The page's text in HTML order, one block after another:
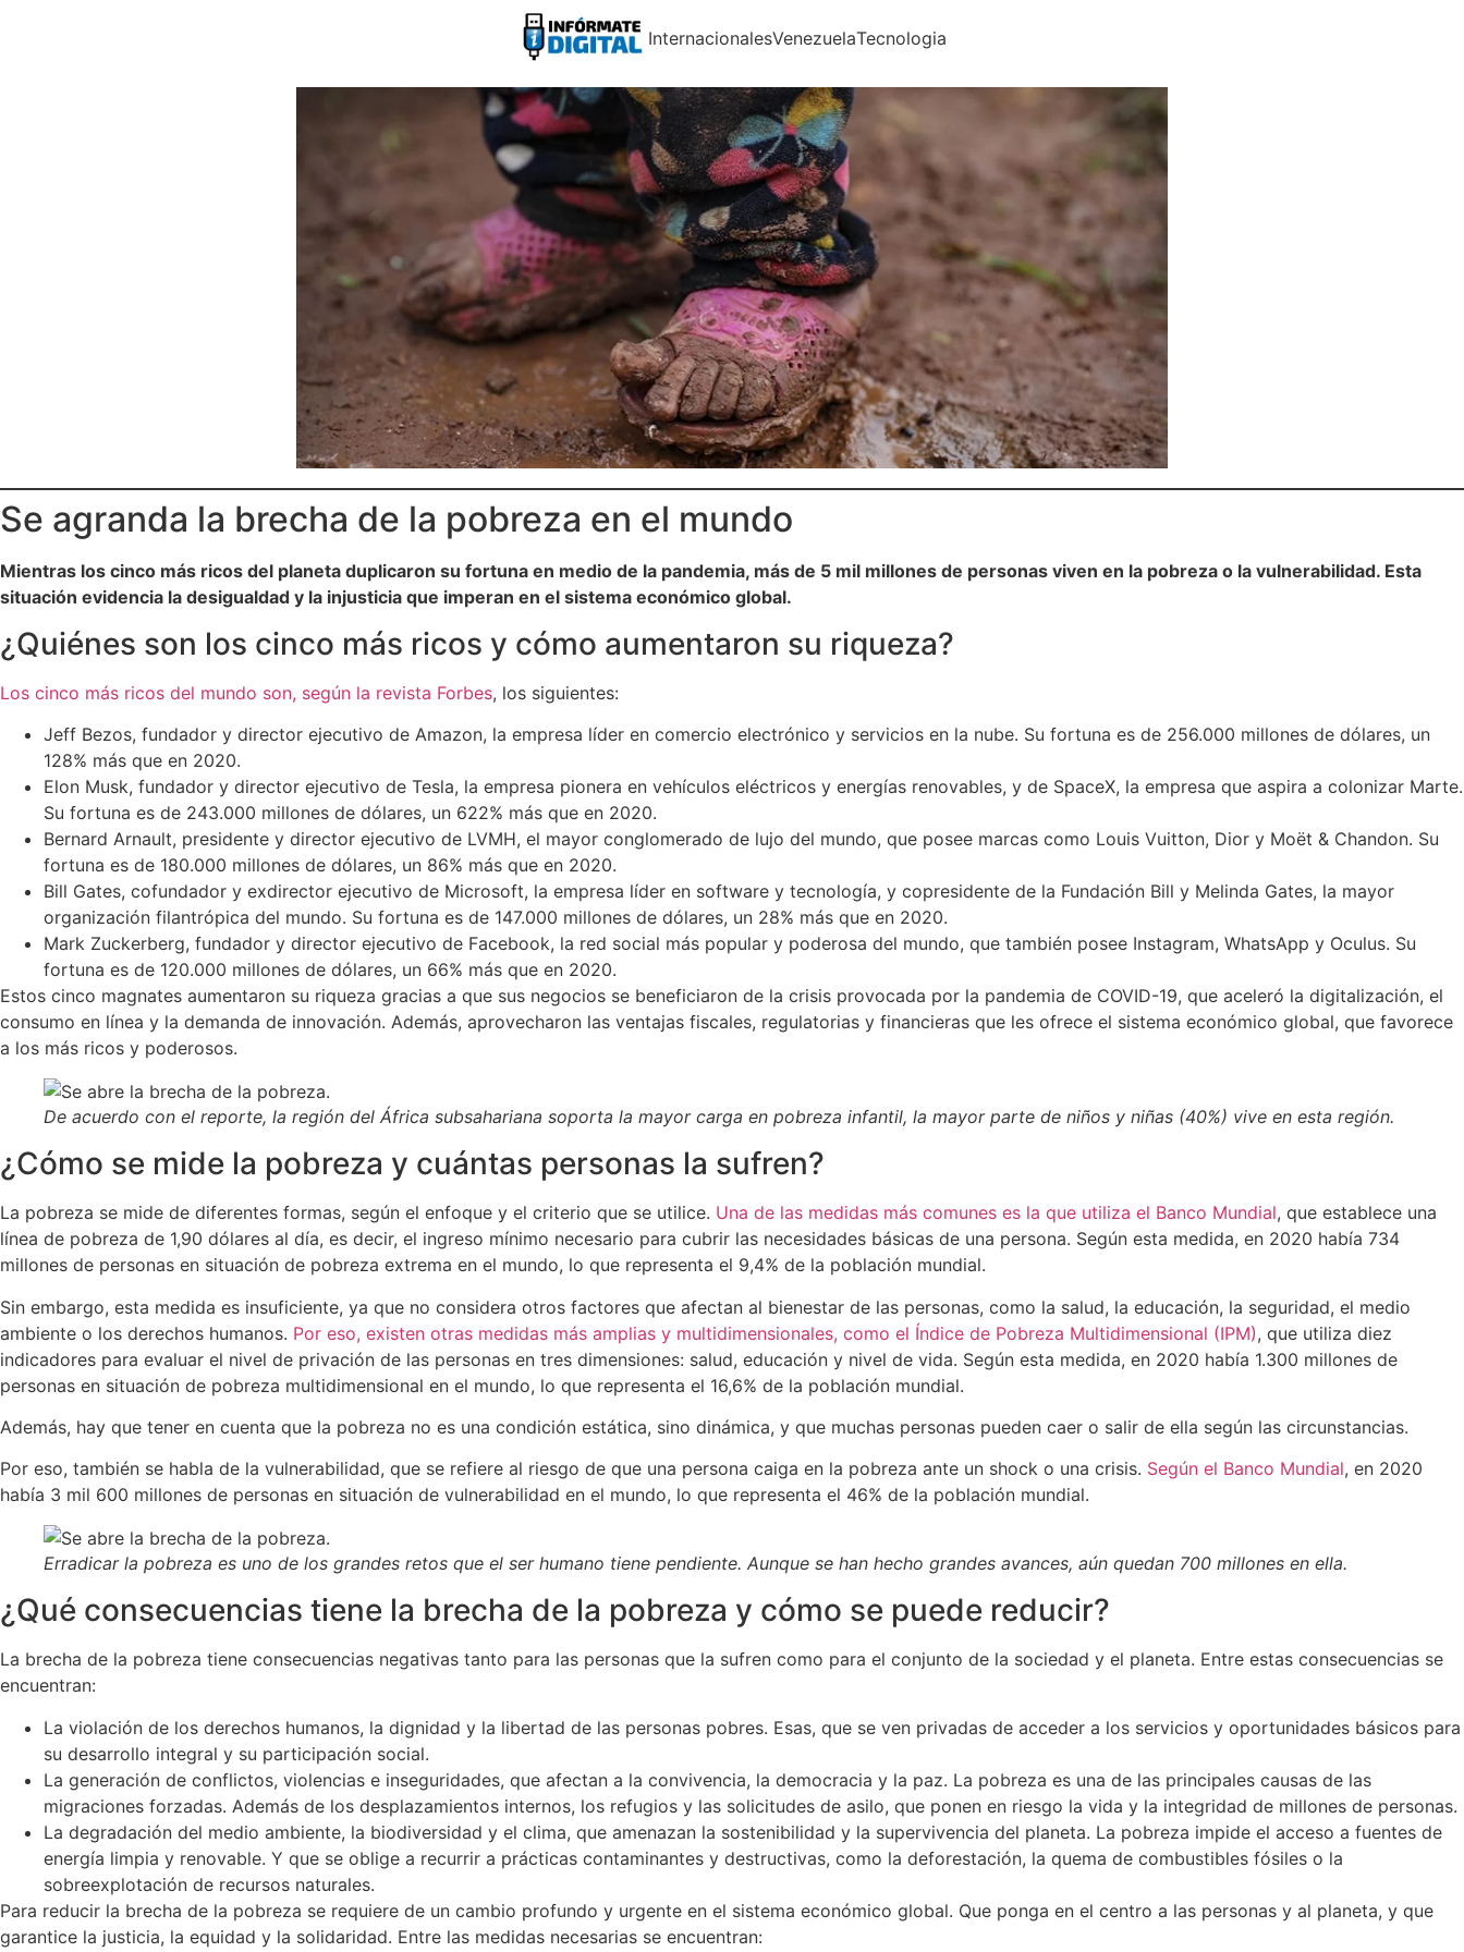
InternacionalesVenezuelaTecnologia
Se agranda la brecha de la pobreza en el mundo
Mientras los cinco más ricos del planeta duplicaron su fortuna en medio de la pandemia, más de 5 mil millones de personas viven en la pobreza o la vulnerabilidad. Esta
situación evidencia la desigualdad y la injusticia que imperan en el sistema económico global.
¿Quiénes son los cinco más ricos y cómo aumentaron su riqueza?
Los cinco más ricos del mundo son, según la revista Forbes, los siguientes:
Jeff Bezos, fundador y director ejecutivo de Amazon, la empresa líder en comercio electrónico y servicios en la nube. Su fortuna es de 256.000 millones de dólares, un
128% más que en 2020.
Elon Musk, fundador y director ejecutivo de Tesla, la empresa pionera en vehículos eléctricos y energías renovables, y de SpaceX, la empresa que aspira a colonizar Marte.
Su fortuna es de 243.000 millones de dólares, un 622% más que en 2020.
Bernard Arnault, presidente y director ejecutivo de LVMH, el mayor conglomerado de lujo del mundo, que posee marcas como Louis Vuitton, Dior y Moët & Chandon. Su
fortuna es de 180.000 millones de dólares, un 86% más que en 2020.
Bill Gates, cofundador y exdirector ejecutivo de Microsoft, la empresa líder en software y tecnología, y copresidente de la Fundación Bill y Melinda Gates, la mayor
organización filantrópica del mundo. Su fortuna es de 147.000 millones de dólares, un 28% más que en 2020.
Mark Zuckerberg, fundador y director ejecutivo de Facebook, la red social más popular y poderosa del mundo, que también posee Instagram, WhatsApp y Oculus. Su
fortuna es de 120.000 millones de dólares, un 66% más que en 2020.
Estos cinco magnates aumentaron su riqueza gracias a que sus negocios se beneficiaron de la crisis provocada por la pandemia de COVID-19, que aceleró la digitalización, el
consumo en línea y la demanda de innovación. Además, aprovecharon las ventajas fiscales, regulatorias y financieras que les ofrece el sistema económico global, que favorece
a los más ricos y poderosos.
De acuerdo con el reporte, la región del África subsahariana soporta la mayor carga en pobreza infantil, la mayor parte de niños y niñas (40%) vive en esta región.
¿Cómo se mide la pobreza y cuántas personas la sufren?
La pobreza se mide de diferentes formas, según el enfoque y el criterio que se utilice. Una de las medidas más comunes es la que utiliza el Banco Mundial, que establece una
línea de pobreza de 1,90 dólares al día, es decir, el ingreso mínimo necesario para cubrir las necesidades básicas de una persona. Según esta medida, en 2020 había 734
millones de personas en situación de pobreza extrema en el mundo, lo que representa el 9,4% de la población mundial.
Sin embargo, esta medida es insuficiente, ya que no considera otros factores que afectan al bienestar de las personas, como la salud, la educación, la seguridad, el medio
ambiente o los derechos humanos. Por eso, existen otras medidas más amplias y multidimensionales, como el Índice de Pobreza Multidimensional (IPM), que utiliza diez
indicadores para evaluar el nivel de privación de las personas en tres dimensiones: salud, educación y nivel de vida. Según esta medida, en 2020 había 1.300 millones de
personas en situación de pobreza multidimensional en el mundo, lo que representa el 16,6% de la población mundial.
Además, hay que tener en cuenta que la pobreza no es una condición estática, sino dinámica, y que muchas personas pueden caer o salir de ella según las circunstancias.
Por eso, también se habla de la vulnerabilidad, que se refiere al riesgo de que una persona caiga en la pobreza ante un shock o una crisis. Según el Banco Mundial, en 2020
había 3 mil 600 millones de personas en situación de vulnerabilidad en el mundo, lo que representa el 46% de la población mundial.
Erradicar la pobreza es uno de los grandes retos que el ser humano tiene pendiente. Aunque se han hecho grandes avances, aún quedan 700 millones en ella.
¿Qué consecuencias tiene la brecha de la pobreza y cómo se puede reducir?
La brecha de la pobreza tiene consecuencias negativas tanto para las personas que la sufren como para el conjunto de la sociedad y el planeta. Entre estas consecuencias se
encuentran:
La violación de los derechos humanos, la dignidad y la libertad de las personas pobres. Esas, que se ven privadas de acceder a los servicios y oportunidades básicos para
su desarrollo integral y su participación social.
La generación de conflictos, violencias e inseguridades, que afectan a la convivencia, la democracia y la paz. La pobreza es una de las principales causas de las
migraciones forzadas. Además de los desplazamientos internos, los refugios y las solicitudes de asilo, que ponen en riesgo la vida y la integridad de millones de personas.
La degradación del medio ambiente, la biodiversidad y el clima, que amenazan la sostenibilidad y la supervivencia del planeta. La pobreza impide el acceso a fuentes de
energía limpia y renovable. Y que se oblige a recurrir a prácticas contaminantes y destructivas, como la deforestación, la quema de combustibles fósiles o la
sobreexplotación de recursos naturales.
Para reducir la brecha de la pobreza se requiere de un cambio profundo y urgente en el sistema económico global. Que ponga en el centro a las personas y al planeta, y que
garantice la justicia, la equidad y la solidaridad. Entre las medidas necesarias se encuentran: